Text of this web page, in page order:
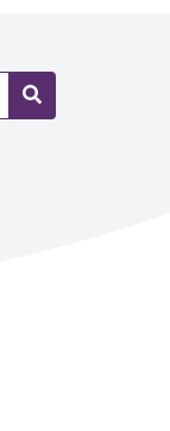
Search